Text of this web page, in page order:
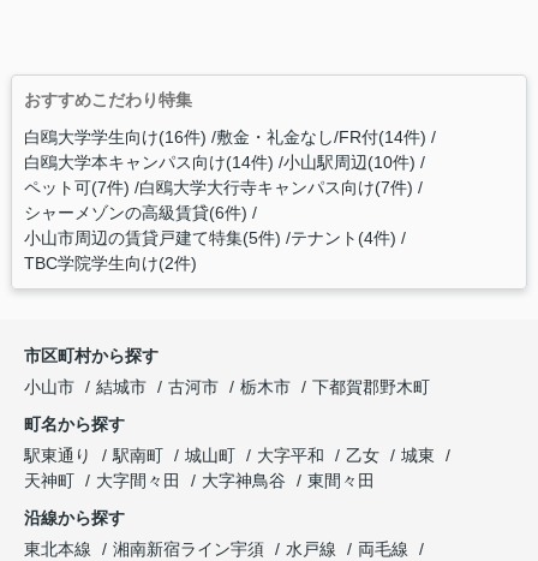
おすすめこだわり特集
白鴎大学学生向け(16件) 敷金・礼金なし/FR付(14件)
白鴎大学本キャンパス向け(14件) 小山駅周辺(10件)
ペット可(7件) 白鴎大学大行寺キャンパス向け(7件)
シャーメゾンの高級賃貸(6件)
小山市周辺の賃貸戸建て特集(5件) テナント(4件)
TBC学院学生向け(2件)
市区町村から探す
小山市
結城市 古河市 栃木市
下都賀郡野木町
町名から探す
駅東通り
駅南町 城山町 大字平和 乙女
城東
天神町
大字間々田 大字神鳥谷
東間々田
沿線から探す
東北本線
湘南新宿ライン宇須 水戸線
両毛線